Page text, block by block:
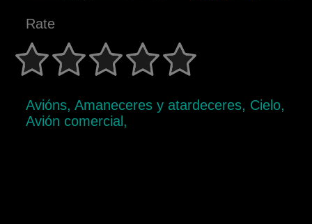
Rate
Avións, Amaneceres y atardeceres, Cielo,
Avión comercial,